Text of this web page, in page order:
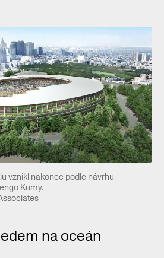
vznikl nakonec podle návrhu
Kumy.
na oceán